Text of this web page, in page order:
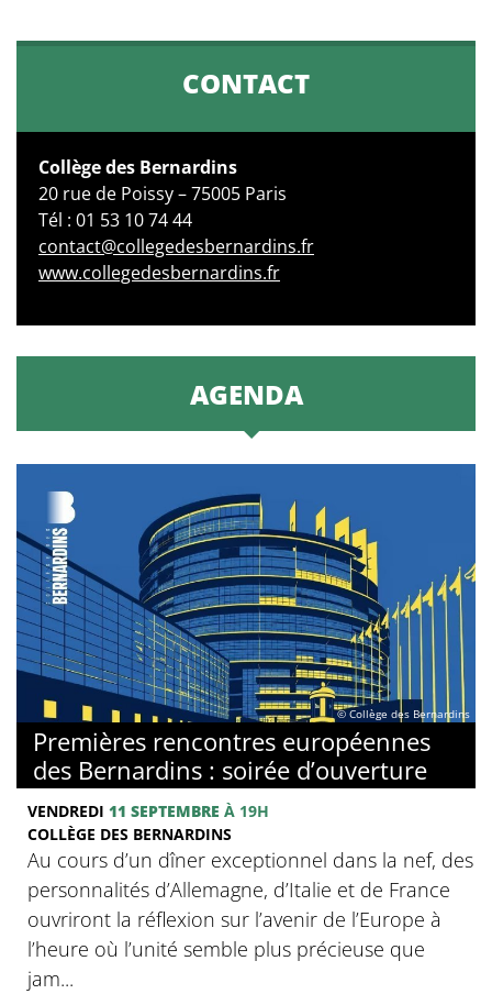
CONTACT
Collège des Bernardins
20 rue de Poissy – 75005 Paris
Tél : 01 53 10 74 44
contact@collegedesbernardins.fr
www.collegedesbernardins.fr
AGENDA
© Collège des Bernardins
Premières rencontres européennes
des Bernardins : soirée d’ouverture
VENDREDI 11 SEPTEMBRE À 19H
COLLÈGE DES BERNARDINS
Au cours d’un dîner exceptionnel dans la nef, des
personnalités d’Allemagne, d’Italie et de France
ouvriront la réflexion sur l’avenir de l’Europe à
l’heure où l’unité semble plus précieuse que
jam...